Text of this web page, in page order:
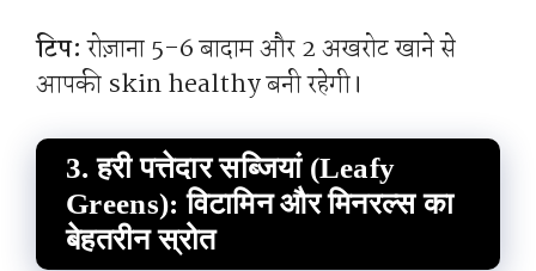
टिप:रोज़ाना 5-6 बादाम और 2 अखरोट खाने से
आपकी skin healthy बनी रहेगी।
3. हरी पत्तेदार सब्जियां (Leafy
Greens): विटामिन और मिनरल्स का
बेहतरीन स्रोत